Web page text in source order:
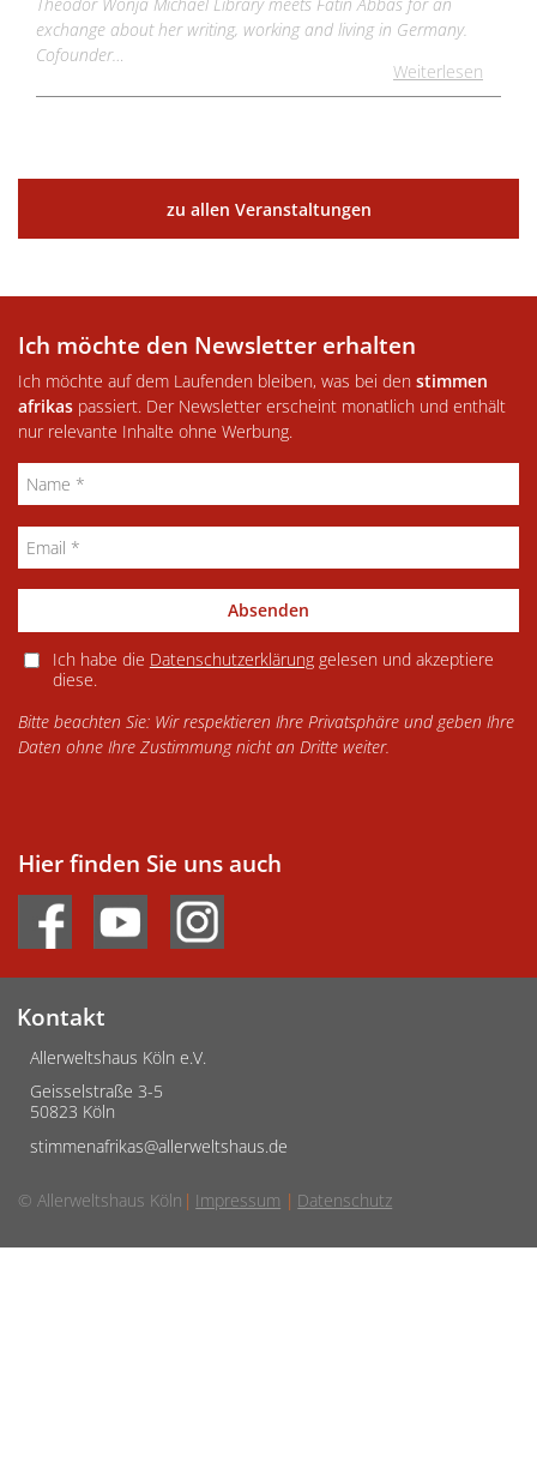
exchange about her writing, working and living in Germany.
Cofounder…
Weiterlesen
zu allen Veranstaltungen
Ich möchte den Newsletter erhalten
Ich möchte auf dem Laufenden bleiben, was bei den stimmen
afrikas passiert. Der Newsletter erscheint monatlich und enthält
nur relevante Inhalte ohne Werbung.
Absenden
Ich habe die Datenschutzerklärunggelesen und akzeptiere
diese.
Bitte beachten Sie: Wir respektieren Ihre Privatsphäre und geben Ihre
Daten ohne Ihre Zustimmung nicht an Dritte weiter.
Hier finden Sie uns auch
Kontakt
Allerweltshaus Köln e.V.
Geisselstraße 3-5
50823 Köln
stimmenafrikas@allerweltshaus.de
© Allerweltshaus Köln Impressum Datenschutz